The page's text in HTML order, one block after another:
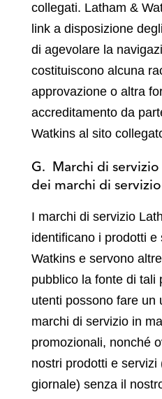
collegati. Latham &
link a disposizione
di agevolare la
costituiscono alcuna
approvazione o altra
accreditamento da
Watkins al sito
G. Marchi di
dei marchi di
I marchi di servizio
identificano i prodotti
Watkins e servono
pubblico la fonte di tali
utenti possono fare un
marchi di servizio in
promozionali, nonché
nostri prodotti e servizi
giornale) senza il